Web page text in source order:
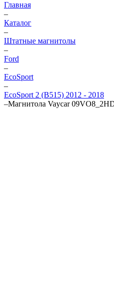
Главная
–
Каталог
–
Штатные магнитолы
–
Ford
–
EcoSport
–
EcoSport 2 (B515) 2012 - 2018
–Магнитола Vaycar